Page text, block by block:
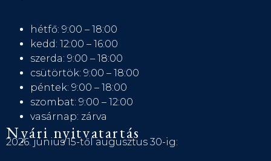
hétfő: 9:00 – 18:00
kedd: 12:00 – 16:00
szerda: 9:00 – 18:00
csütörtök: 9:00 – 18:00
péntek: 9:00 – 18:00
szombat: 9:00 – 12:00
vasárnap: zárva
Nyári nyitvatartás
2026. június 15-től augusztus 30-ig: